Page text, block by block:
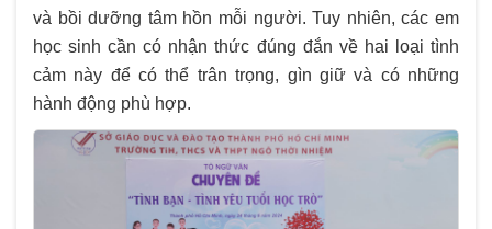
và bồi dưỡng tâm hồn mỗi người. Tuy nhiên, các em
học sinh cần có nhận thức đúng đắn về hai loại tình
cảm này để có thể trân trọng, gìn giữ và có những
hành động phù hợp.